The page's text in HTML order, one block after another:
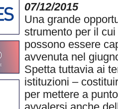
07/12/2015
Una grande
strumento per il
possono essere
avvenuta nel
Spetta tuttavia ai
istituzioni –
per mettere a